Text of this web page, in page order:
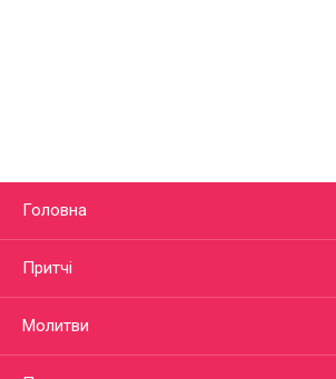
Головна
Притчі
Молитви